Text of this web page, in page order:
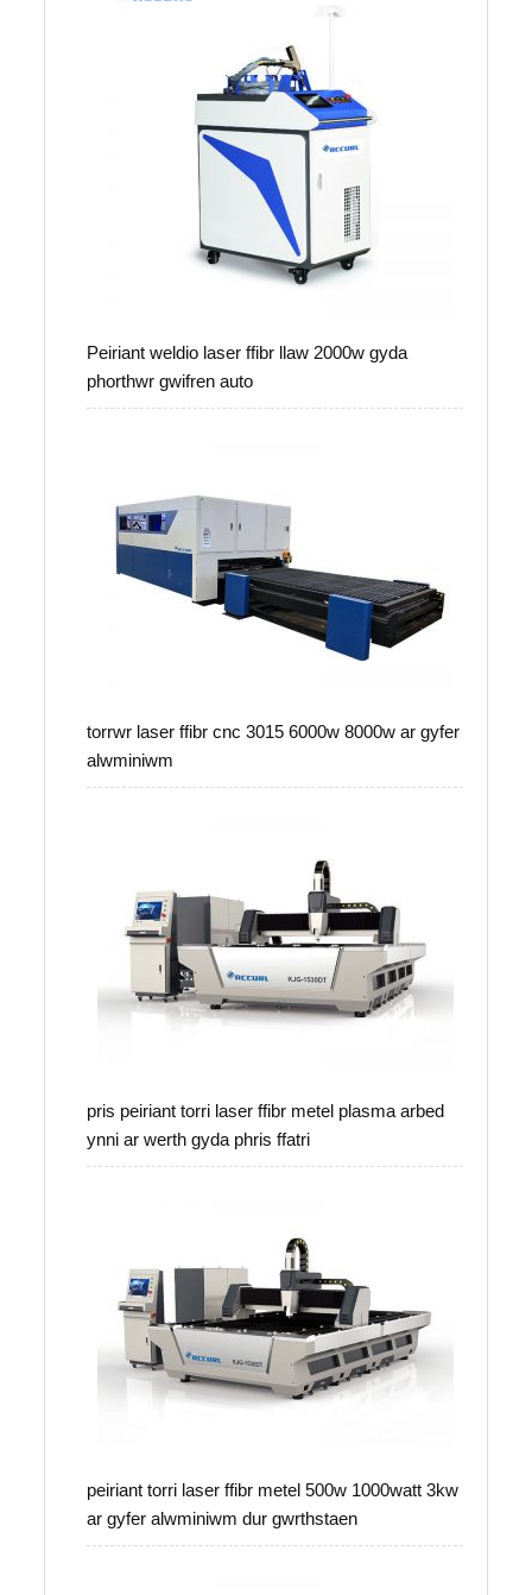
Peiriant weldio laser ffibr llaw 2000w gyda
phorthwr gwifren auto
torrwr laser ffibr cnc 3015 6000w 8000w ar gyfer
alwminiwm
pris peiriant torri laser ffibr metel plasma arbed
ynni ar werth gyda phris ffatri
peiriant torri laser ffibr metel 500w 1000watt 3kw
ar gyfer alwminiwm dur gwrthstaen